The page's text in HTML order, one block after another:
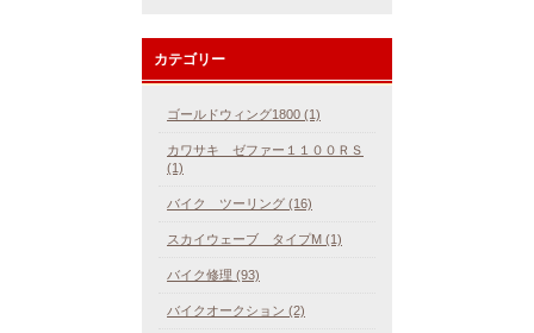
カテゴリー
ゴールドウィング1800 (1)
カワサキ ゼファー１１００ＲＳ
(1)
バイク ツーリング (16)
スカイウェーブ タイプM (1)
バイク修理 (93)
バイクオークション (2)